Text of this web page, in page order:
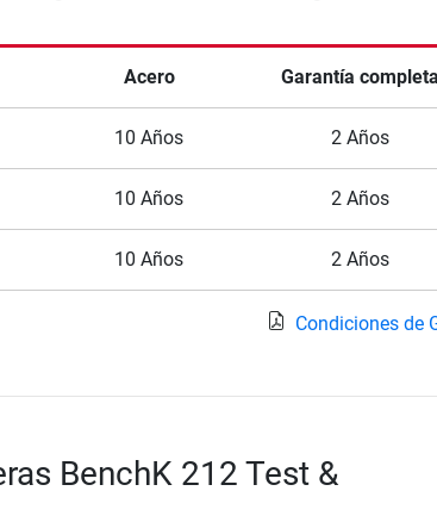
Acero Garantía completa
10 Años 2 Años
10 Años 2 Años
10 Años 2 Años
Condiciones de
BenchK 212 Test &